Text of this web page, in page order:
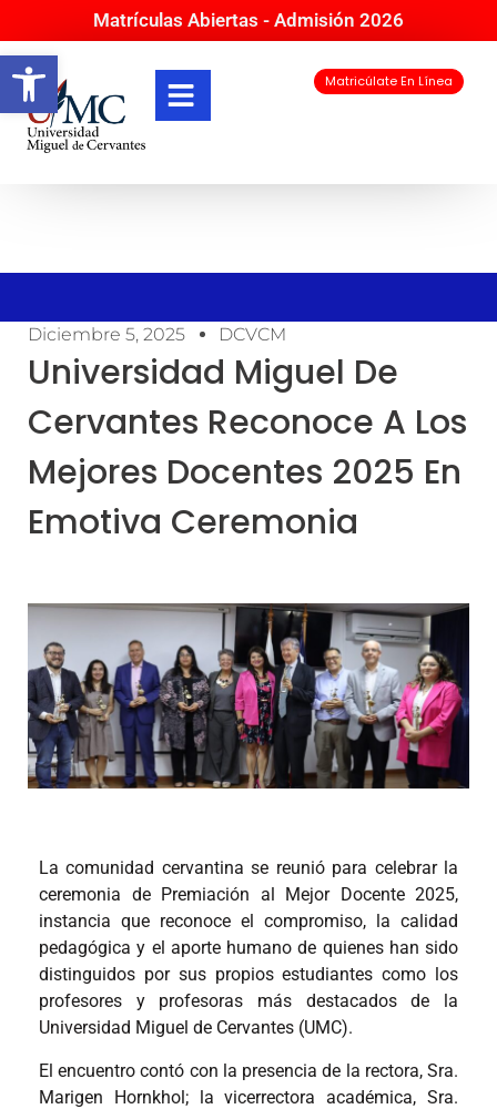
Abrir barra de herramientas
Matrículas Abiertas - Admisión 2026
Matricúlate En Línea
Diciembre 5, 2025 DCVCM
Universidad Miguel De
Cervantes Reconoce A Los
Mejores Docentes 2025 En
Emotiva Ceremonia
La comunidad cervantina se reunió para celebrar la
ceremonia de Premiación al Mejor Docente 2025,
instancia que reconoce el compromiso, la calidad
pedagógica y el aporte humano de quienes han sido
distinguidos por sus propios estudiantes como los
profesores y profesoras más destacados de la
Universidad Miguel de Cervantes (UMC).
El encuentro contó con la presencia de la rectora, Sra.
Marigen Hornkhol; la vicerrectora académica, Sra.